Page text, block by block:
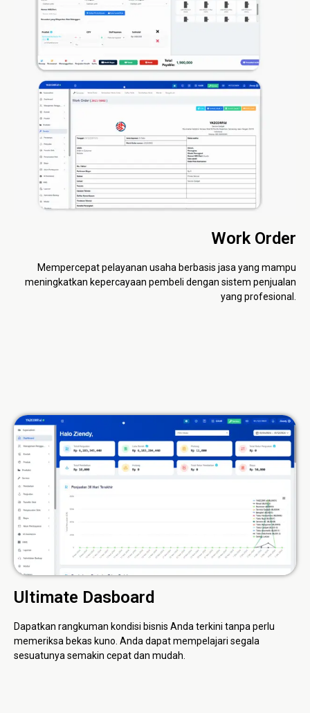
Work Order
Mempercepat pelayanan usaha berbasis jasa yang mampu
meningkatkan kepercayaan pembeli dengan sistem penjualan
yang profesional.
Ultimate Dasboard
Dapatkan rangkuman kondisi bisnis Anda terkini tanpa perlu
memeriksa bekas kuno. Anda dapat mempelajari segala
sesuatunya semakin cepat dan mudah.